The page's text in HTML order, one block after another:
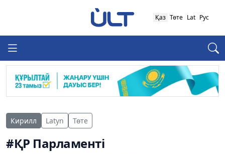
Қаз Төте Lat Рус
Кирилл Latyn Төте
#ҚР Парламенті